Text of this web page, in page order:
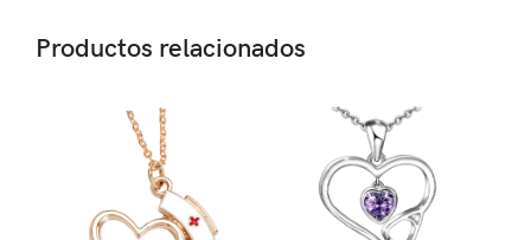
Productos relacionados